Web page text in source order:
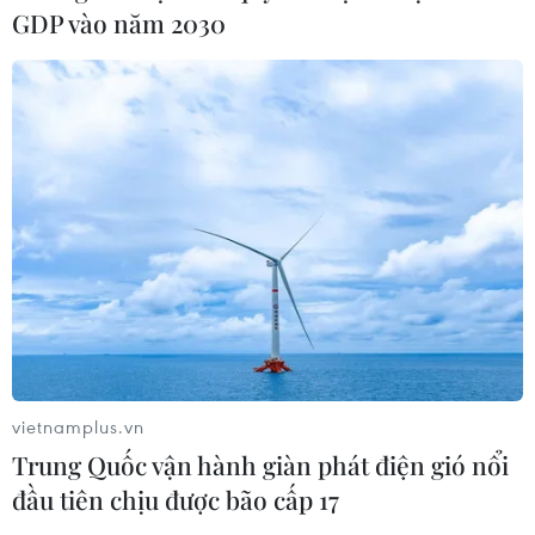
Lập kênh TikTok khởi nghiệp, lừa
đảo chiếm đoạt 15 tỷ đồng
05/08/2026 11:36
Đắk Lắk: Án phạt nghiêm minh với
đối tượng phá hoại đoàn kết dân tộc
05/08/2026 09:58
Hà Nội xét xử ổ nhóm 50 đối tượng tổ
chức sử dụng ma túy trong quán
karaoke
05/08/2026 09:38
GDP vào năm 2030
vietnamplus.vn
Trung Quốc vận hành giàn phát điện gió nổi
đầu tiên chịu được bão cấp 17